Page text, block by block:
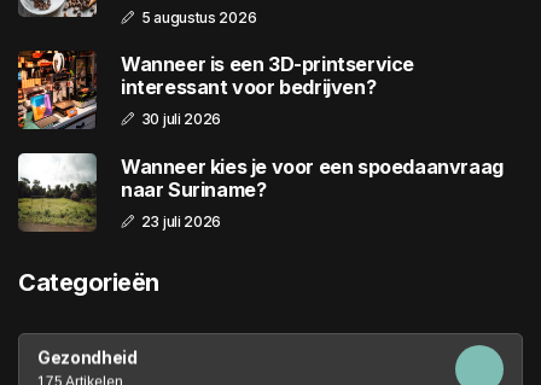
5 augustus 2026
Wanneer is een 3D-printservice
interessant voor bedrijven?
30 juli 2026
Wanneer kies je voor een spoedaanvraag
naar Suriname?
23 juli 2026
Categorieën
Gezondheid